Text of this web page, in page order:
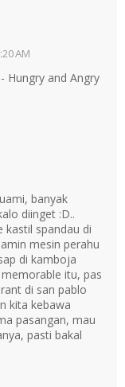
AM
Hungry and Angry
banyak
diinget :D..
kastil spandau di
mesin perahu
di kamboja
itu, pas
di san pablo
kita kebawa
pasangan, mau
pasti bakal